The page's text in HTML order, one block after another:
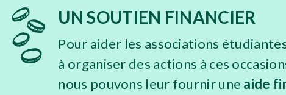
UN SOUTIEN FINANCIER
Pour aider les associations
à organiser des actions à ces
nous pouvons leur fournir une aide